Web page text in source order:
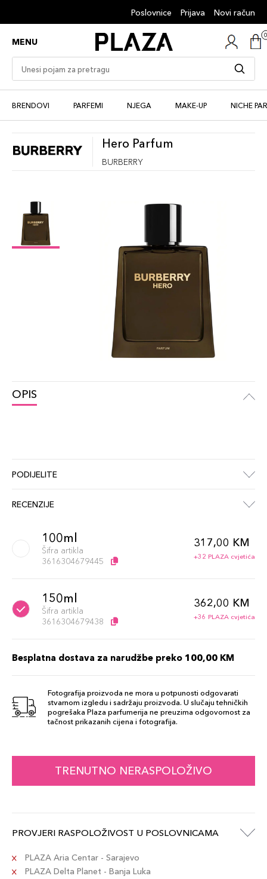
Poslovnice Prijava Novi račun
MENU
BRENDOVI PARFEMI NJEGA MAKE-UP NICHE
Hero Parfum
BURBERRY
OPIS
PODIJELITE
RECENZIJE
100ml
Šifra artikla
3616304679445
317,00 KM
+32 PLAZA cvjetića
150ml
Šifra artikla
3616304679438
362,00 KM
+36 PLAZA cvjetića
Besplatna dostava za narudžbe preko 100,00 KM
Fotografija proizvoda ne mora u potpunosti odgovarati
stvarnom izgledu i sadržaju proizvoda. U slučaju tehničkih
pogrešaka Plaza parfumerija ne preuzima odgovornost za
tačnost prikazanih cijena i fotografija.
TRENUTNO NERASPOLOŽIVO
PROVJERI RASPOLOŽIVOST U POSLOVNICAMA
PLAZA Aria Centar - Sarajevo
PLAZA Delta Planet - Banja Luka